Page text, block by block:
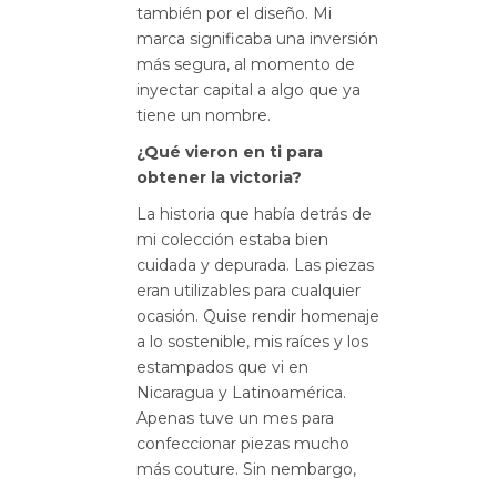
también por el diseño. Mi
marca significaba una inversión
más segura, al momento de
inyectar capital a algo que ya
tiene un nombre.
¿Qué vieron en ti para
obtener la victoria?
La historia que había detrás de
mi colección estaba bien
cuidada y depurada. Las piezas
eran utilizables para cualquier
ocasión. Quise rendir homenaje
a lo sostenible, mis raíces y los
estampados que vi en
Nicaragua y Latinoamérica.
Apenas tuve un mes para
confeccionar piezas mucho
más couture. Sin nembargo,